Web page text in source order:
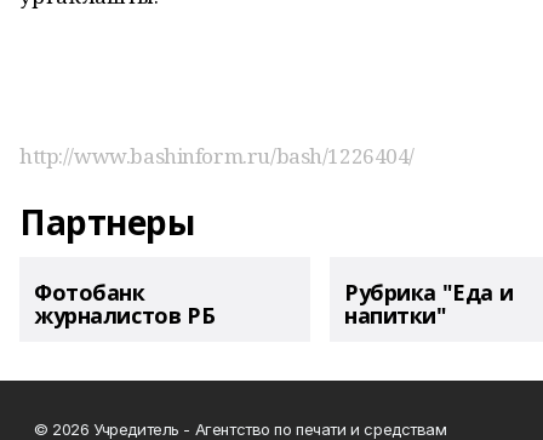
http://www.bashinform.ru/bash/1226404/
Партнеры
Фотобанк
журналистов РБ
Рубрика "Еда и
напитки"
© 2026 Учредитель - Агентство по печати и средствам